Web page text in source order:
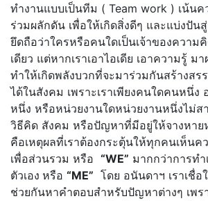
ทำงานแบบเป็นทีม ( Team work ) เน้น
ร่วมผลักดัน เพื่อให้เกิดสิ่งดีๆ และแบ่งปัน
ยึดถือว่าใครหรือคนใดเป็นเจ้าของความ
เดียว แต่หากเราเอาไอเดีย เอาความรู้ ม
ทำให้เกิดพลังบวกที่จะมาร่วมกันสร้างสร
ได้ในสังคม เพราะเราเพียงคนใดคนหนึ่ง
หนึ่ง หรือหน่วยงานใดหน่วยงานหนึ่งไม่ส
วิธีคิด สังคม หรือปัญหาที่มีอยู่ให้จางหา
คือเหตุผลที่เราต้องกระตุ้นให้ทุกคนเห็น
เพื่อส่วนรวม หรือ “WE” มากกว่าการท
ตัวเอง หรือ “ME” โดย อนันดาฯ เราเชื่
ช่วยกันหาคำตอบสำหรับปัญหาต่างๆ เพ